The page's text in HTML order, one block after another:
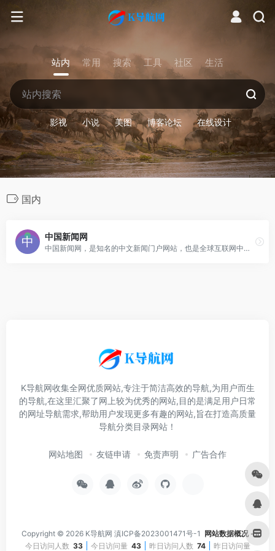
站内 常用 搜索 工具 社区 生活
影视 小说 美图 博客论坛 在线设计
国内
中国新闻网
中国新闻网，是知名的中文新闻门户网站，也是全球互联网中文新闻资讯最重要的原创内容供应商之一。依托中新社遍布全球的采编网络,每天24小时面向广大网民和网络媒体，快速、准确地提供文字、图片、视频等多样化的资讯服务。在新闻报道方面，中新网动态新闻及时准确，解释性报道角度独特，稿件被国内外网络媒体大量转载。
K导航网收集全网优质网站,专注于简洁高效的导航,为用户而生
的导航,在这里汇聚了网上较为优秀的网站,目的是满足用户日常
的网址导航需求,帮助用户发现更多有趣的网站,旨在打造高质量
导航分类目录网站！
网站地图 友链申请 免责声明 广告合作
Copyright © 2026 K导航网 滇ICP备2023001471号-1 网站数据概况 -
今日访问人数 33 今日访问量 43 昨日访问人数 74 昨日访问量